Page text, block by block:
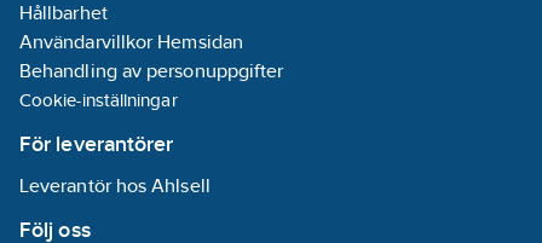
Hållbarhet
Användarvillkor Hemsidan
Behandling av personuppgifter
Cookie-inställningar
För leverantörer
Leverantör hos Ahlsell
Följ oss